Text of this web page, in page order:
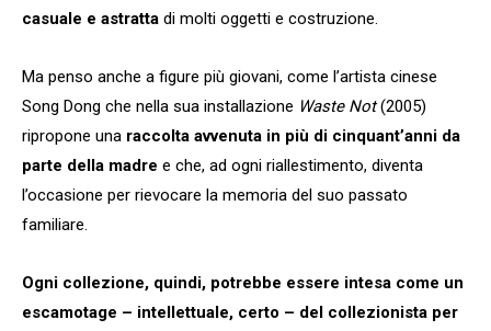
casuale e astratta di molti oggetti e costruzione.
Ma penso anche a figure più giovani, come l’artista cinese
Song Dong che nella sua installazione Waste Not(2005)
ripropone una raccolta avvenuta in più di cinquant’anni da
parte della madre e che, ad ogni riallestimento, diventa
l’occasione per rievocare la memoria del suo passato
familiare.
Ogni collezione, quindi, potrebbe essere intesa come un
escamotage – intellettuale, certo – del collezionista per